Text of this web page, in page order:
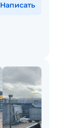
Написать